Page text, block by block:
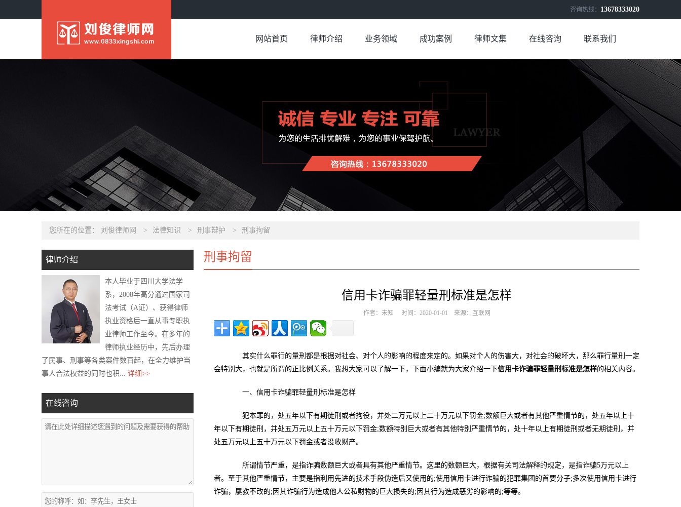
咨询热线： 13678333020
网站首页 律师介绍 业务领域 成功案例 律师文集 在线咨询 联系我们
您所在的位置： 刘俊律师网 > 法律知识 > 刑事辩护 > 刑事拘留
律师介绍
本人毕业于四川大学法学
系，2008年高分通过国家司
法考试（A证）、获得律师
执业资格后一直从事专职执
业律师工作至今。在多年的
律师执业经历中，先后办理
了民事、刑事等各类案件数百起，在全力维护当
事人合法权益的同时也积... 详细>>
在线咨询
刑事拘留
信用卡诈骗罪轻量刑标准是怎样
作者：未知 时间：2020-01-01 来源：互联网
其实什么罪行的量刑都是根据对社会、对个人的影响的程度来定的。如果对个人的伤害大，对社会的破坏大，那么罪行量刑一定
会特别大，也就是所谓的正比例关系。我想大家可以了解一下，下面小编就为大家介绍一下信用卡诈骗罪轻量刑标准是怎样的相关内容。
一、信用卡诈骗罪轻量刑标准是怎样
犯本罪的，处五年以下有期徒刑或者拘役，并处二万元以上二十万元以下罚金;数额巨大或者有其他严重情节的，处五年以上十
年以下有期徒刑，并处五万元以上五十万元以下罚金;数额特别巨大或者有其他特别严重情节的，处十年以上有期徒刑或者无期徒刑，并
处五万元以上五十万元以下罚金或者没收财产。
所谓情节严重，是指诈骗数额巨大或者具有其他严重情节。这里的数额巨大，根据有关司法解释的规定，是指诈骗5万元以上
者。至于其他严重情节，主要是指利用先进的技术手段伪造后又使用的;使用信用卡进行诈骗的犯罪集团的首要分子;多次使用信用卡进行
诈骗，屡教不改的;因其诈骗行为造成他人公私财物的巨大损失的;因其行为造成恶劣的影响的;等等。